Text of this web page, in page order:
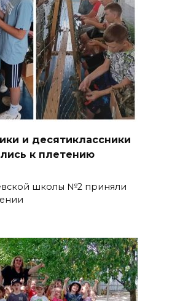
и десятиклассники
к плетению
школы №2 приняли